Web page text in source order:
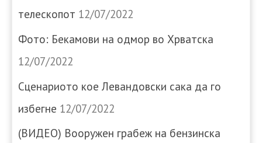
телескопот 12/07/2022
Фото: Бекамови на одмор во Хрватска
12/07/2022
Сценариото кое Левандовски сака да го
избегне 12/07/2022
(ВИДЕО) Вооружен грабеж на бензинска